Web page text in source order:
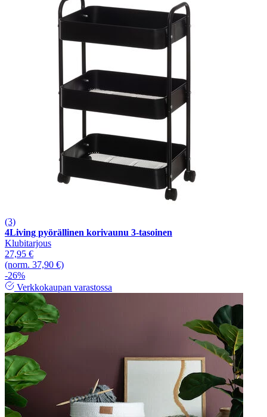
(3)
4Living pyörällinen korivaunu 3-tasoinen
Klubitarjous
27,95 €
(norm. 37,90 €)
-26%
Verkkokaupan varastossa